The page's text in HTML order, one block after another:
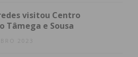
visitou Centro
Tâmega e Sousa
2023